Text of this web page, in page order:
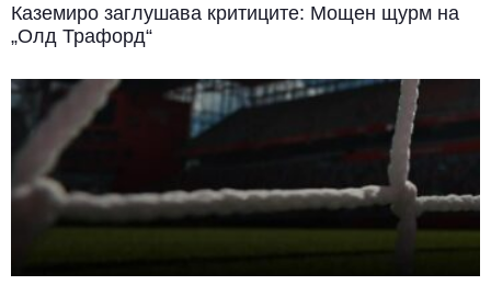
Каземиро заглушава критиците: Мощен щурм на
„Олд Трафорд“